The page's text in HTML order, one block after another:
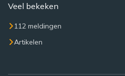
Veel bekeken
112 meldingen
Artikelen